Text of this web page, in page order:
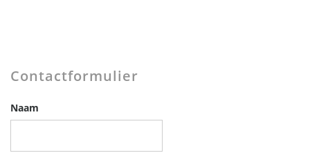
Contactformulier
Naam